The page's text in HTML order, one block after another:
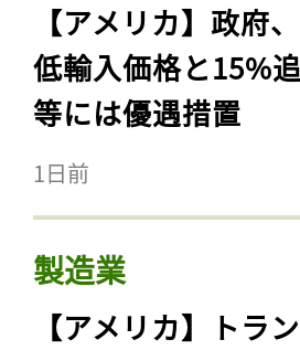
【アメリカ】政府
低輸入価格と15%
等には優遇措置
1日前
製造業
【アメリカ】トラ